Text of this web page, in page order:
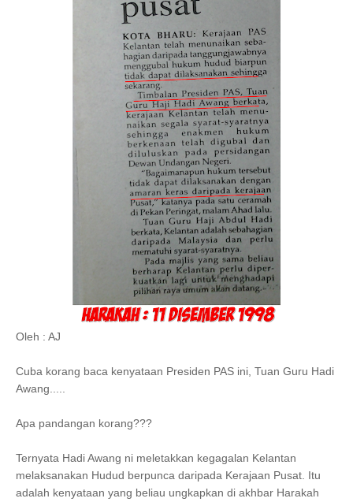
Oleh : AJ
Cuba korang baca kenyataan Presiden PAS ini, Tuan Guru Hadi
Awang.....
Apa pandangan korang???
Ternyata Hadi Awang ni meletakkan kegagalan Kelantan
melaksanakan Hudud berpunca daripada Kerajaan Pusat. Itu
adalah kenyataan yang beliau ungkapkan di akhbar Harakah